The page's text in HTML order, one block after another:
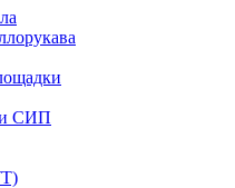
и СИП